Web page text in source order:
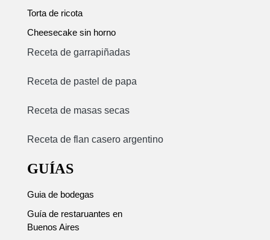
Torta de ricota
Cheesecake sin horno
Receta de garrapiñadas
Receta de pastel de papa
Receta de masas secas
Receta de flan casero argentino
GUÍAS
Guia de bodegas
Guía de restaruantes en
Buenos Aires